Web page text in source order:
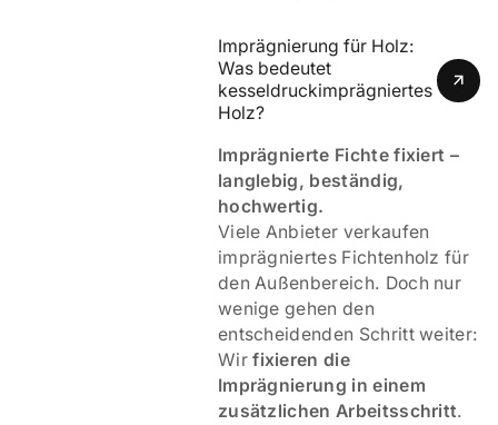
Imprägnierung für Holz:
Was bedeutet
kesseldruckimprägniertes
Holz?
Imprägnierte Fichte fixiert –
langlebig, beständig,
hochwertig.
Viele Anbieter verkaufen
imprägniertes Fichtenholz für
den Außenbereich. Doch nur
wenige gehen den
entscheidenden Schritt weiter:
Wirfixieren die
Imprägnierung in einem
zusätzlichen Arbeitsschritt.